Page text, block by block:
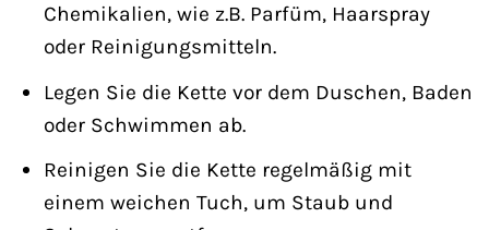
Chemikalien, wie z.B. Parfüm, Haarspray
oder Reinigungsmitteln.
Legen Sie die Kette vor dem Duschen, Baden
oder Schwimmen ab.
Reinigen Sie die Kette regelmäßig mit
einem weichen Tuch, um Staub und